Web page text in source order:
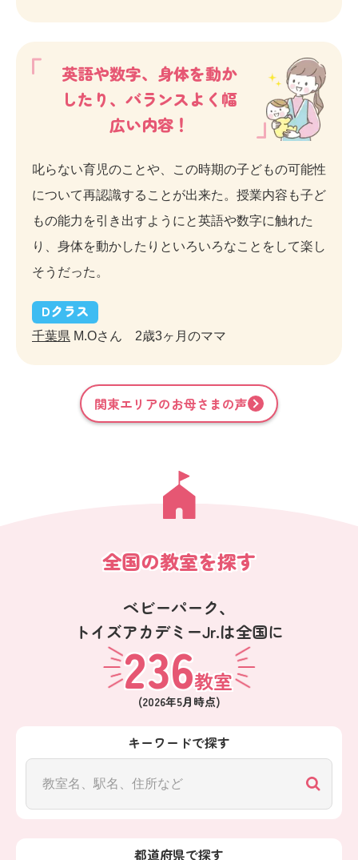
英語や数字、身体を動か
したり、バランスよく幅
広い内容！
叱らない育児のことや、この時期の子どもの可能性
について再認識することが出来た。授業内容も子ど
もの能力を引き出すようにと英語や数字に触れた
り、身体を動かしたりといろいろなことをして楽し
そうだった。
Dクラス
千葉県 M.Oさん 2歳3ヶ月のママ
関東エリアのお母さまの声
全国の教室を探す
ベビーパーク、
トイズアカデミーJr.は全国に
236教室
(2026年5月 時点)
キーワードで探す
都道府県で探す